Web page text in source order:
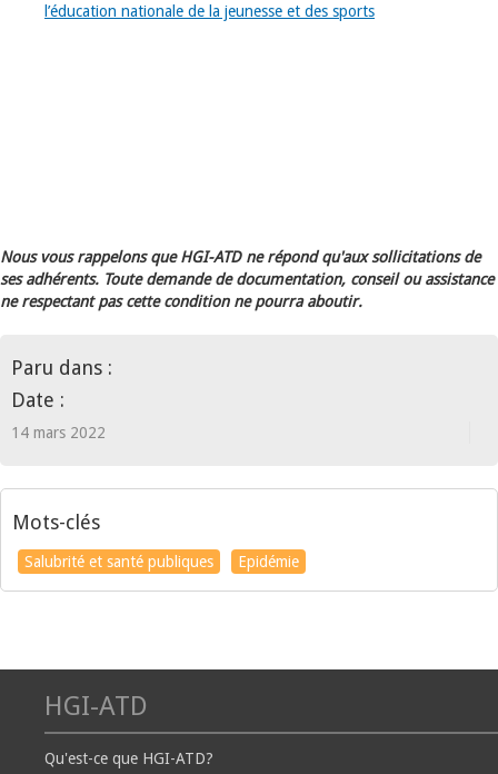
l’éducation nationale de la jeunesse et des sports
Nous vous rappelons que HGI-ATD ne répond qu'aux sollicitations de
ses adhérents. Toute demande de documentation, conseil ou assistance
ne respectant pas cette condition ne pourra aboutir.
Paru dans :
Date :
14 mars 2022
Mots-clés
Salubrité et santé publiques Epidémie
HGI-ATD
Qu'est-ce que HGI-ATD?